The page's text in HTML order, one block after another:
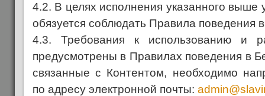
4.2. В целях исполнения указанного выше
обязуется соблюдать Правила поведения
4.3. Требования к использованию и
предусмотрены в Правилах поведения в
связанные с Контентом, необходимо
по адресу электронной почты: